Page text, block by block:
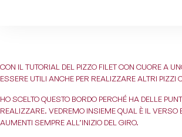
CON IL TUTORIAL DEL PIZZO FILET CON CUORE A
ESSERE UTILI ANCHE PER REALIZZARE ALTRI PIZZI
HO SCELTO QUESTO BORDO PERCHÉ HA DELLE
REALIZZARE. VEDREMO INSIEME QUAL È IL VERSO
AUMENTI SEMPRE ALL’INIZIO DEL GIRO.